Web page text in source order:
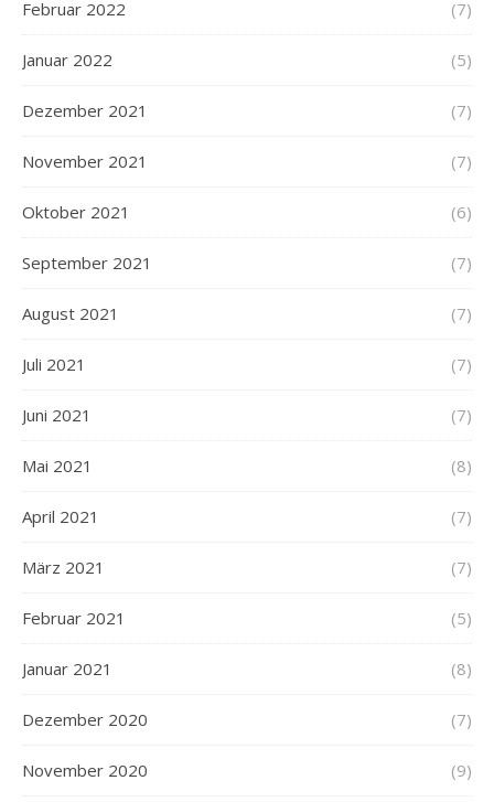
Februar 2022 (7)
Januar 2022 (5)
Dezember 2021 (7)
November 2021 (7)
Oktober 2021 (6)
September 2021 (7)
August 2021 (7)
Juli 2021 (7)
Juni 2021 (7)
Mai 2021 (8)
April 2021 (7)
März 2021 (7)
Februar 2021 (5)
Januar 2021 (8)
Dezember 2020 (7)
November 2020 (9)